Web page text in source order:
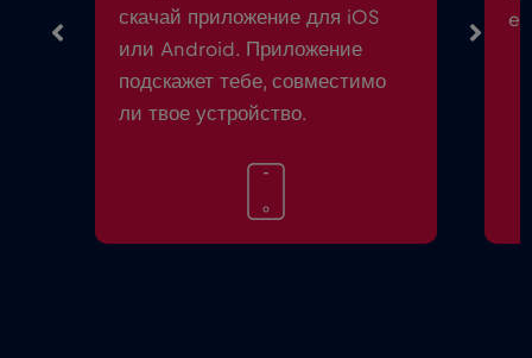
скачай приложение для iOS
или Android. Приложение
подскажет тебе, совместимо
ли твое устройство.